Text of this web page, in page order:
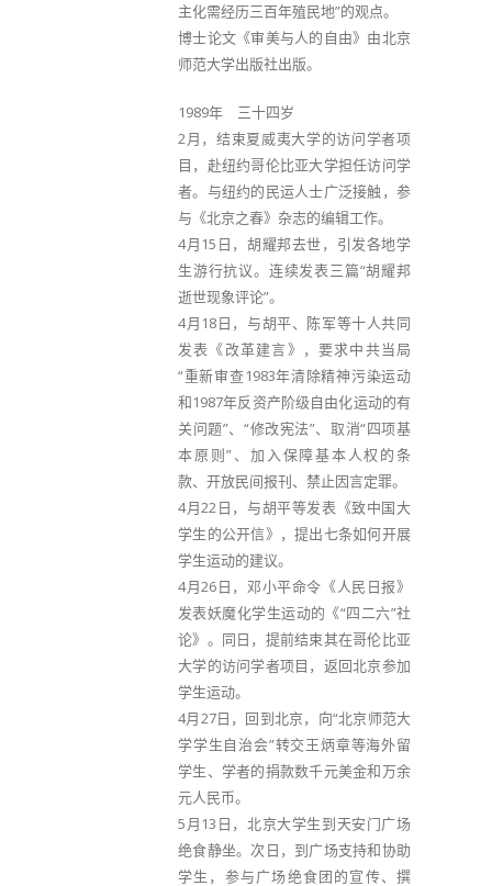
主化需经历三百年殖民地”的观点。
博士论文《审美与人的自由》由北京
师范大学出版社出版。
1989年 三十四岁
2月，结束夏威夷大学的访问学者项
目，赴纽约哥伦比亚大学担任访问学
者。与纽约的民运人士广泛接触，参
与《北京之春》杂志的编辑工作。
4月15日，胡耀邦去世，引发各地学
生游行抗议。连续发表三篇“胡耀邦
逝世现象评论”。
4月18日，与胡平、陈军等十人共同
发表《改革建言》，要求中共当局
“重新审查1983年清除精神污染运动
和1987年反资产阶级自由化运动的有
关问题”、“修改宪法”、取消“四项基
本原则”、加入保障基本人权的条
款、开放民间报刊、禁止因言定罪。
4月22日，与胡平等发表《致中国大
学生的公开信》，提出七条如何开展
学生运动的建议。
4月26日，邓小平命令《人民日报》
发表妖魔化学生运动的《“四二六”社
论》。同日，提前结束其在哥伦比亚
大学的访问学者项目，返回北京参加
学生运动。
4月27日，回到北京，向“北京师范大
学学生自治会”转交王炳章等海外留
学生、学者的捐款数千元美金和万余
元人民币。
5月13日，北京大学生到天安门广场
绝食静坐。次日，到广场支持和协助
学生，参与广场绝食团的宣传、撰